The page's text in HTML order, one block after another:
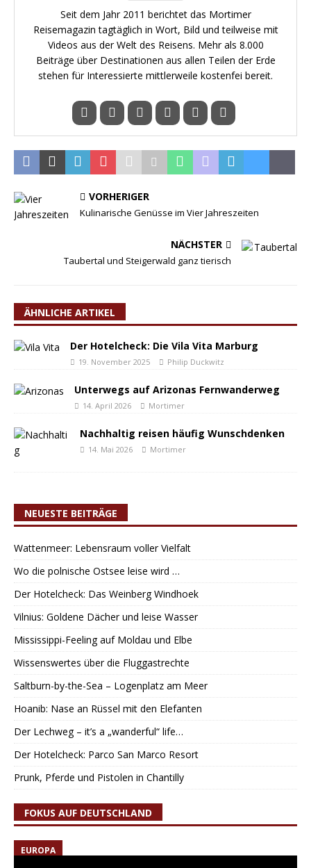
Seit dem Jahr 2011 berichtet das Mortimer
Reisemagazin tagtäglich in Wort, Bild und teilweise mit
Videos aus der Welt des Reisens. Mehr als 8.000
Beiträge über Destinationen aus allen Teilen der Erde
stehen für Interessierte mittlerweile kostenfei bereit.
VORHERIGER
Kulinarische Genüsse im Vier Jahreszeiten
NÄCHSTER
Taubertal und Steigerwald ganz tierisch
ÄHNLICHE ARTIKEL
Der Hotelcheck: Die Vila Vita Marburg
19. November 2025 Philip Duckwitz
Unterwegs auf Arizonas Fernwanderweg
14. April 2026 Mortimer
Nachhaltig reisen häufig Wunschdenken
14. Mai 2026 Mortimer
NEUESTE BEITRÄGE
Wattenmeer: Lebensraum voller Vielfalt
Wo die polnische Ostsee leise wird …
Der Hotelcheck: Das Weinberg Windhoek
Vilnius: Goldene Dächer und leise Wasser
Mississippi-Feeling auf Moldau und Elbe
Wissenswertes über die Fluggastrechte
Saltburn-by-the-Sea – Logenplatz am Meer
Hoanib: Nase an Rüssel mit den Elefanten
Der Lechweg – it’s a „wanderful“ life…
Der Hotelcheck: Parco San Marco Resort
Prunk, Pferde und Pistolen in Chantilly
FOKUS AUF DEUTSCHLAND
EUROPA